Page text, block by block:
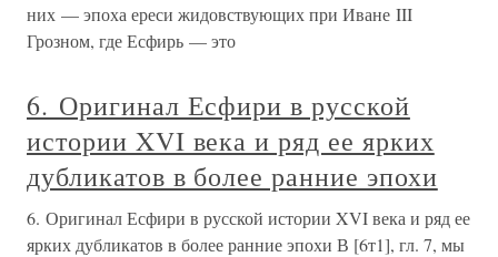
них — эпоха ереси жидовствующих при Иване III
Грозном, где Есфирь — это
6. Оригинал Есфири в русской
истории XVI века и ряд ее ярких
дубликатов в более ранние эпохи
6. Оригинал Есфири в русской истории XVI века и ряд ее
ярких дубликатов в более ранние эпохи В [6т1], гл. 7, мы